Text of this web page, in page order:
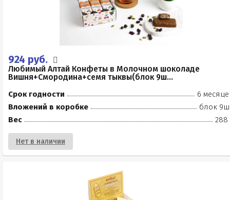
924 руб.
Любимый Алтай Конфеты в Молочном шоколаде
Вишня+Смородина+семя тыквы(блок 9ш...
Срок годности
6
Вложений в коробке
блок
Вес
288
Нет в наличии